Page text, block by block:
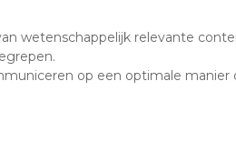
wetenschappelijk relevante
op een optimale